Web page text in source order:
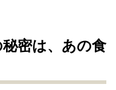
密は、あの食